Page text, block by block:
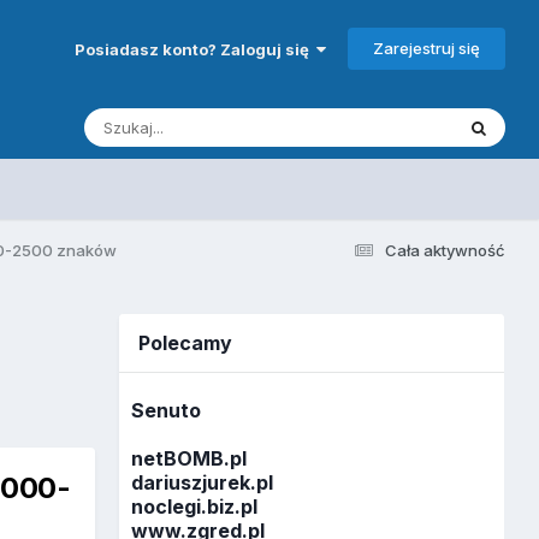
Posiadasz konto? Zaloguj się Zarejestruj się
Cała aktywność
2500 znaków
Polecamy
Senuto
netBOMB.pl
dariuszjurek.pl
noclegi.biz.pl
www.zgred.pl